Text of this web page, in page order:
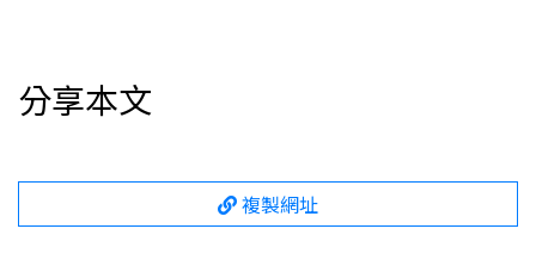
分享本文
複製網址